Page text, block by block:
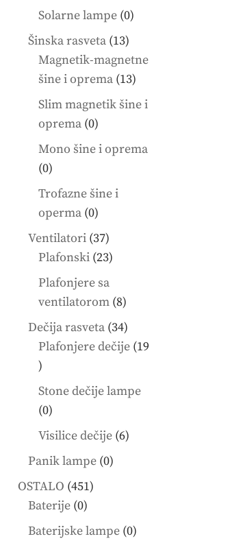
products
Solarne lampe 00
Šinska rasveta 1313
products
Magnetik-magnetne
šine i oprema 1313
products
Slim magnetik šine i
oprema 00
products
Mono šine i oprema
00
products
Trofazne šine i
operma 00
products
Ventilatori 3737
products
Plafonski 2323
Plafonjere sa
ventilatorom 88
products
Dečija rasveta 3434
products
Plafonjere dečije 19
19
products
Stone dečije lampe
00
products
Visilice dečije 66
Panik lampe 00
OSTALO 451451
Baterije 00
products
Baterijske lampe 00